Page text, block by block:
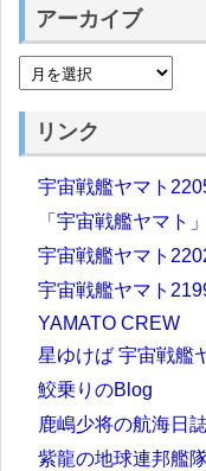
アーカイブ
リンク
宇宙戦艦ヤマト
「宇宙戦艦ヤマ
宇宙戦艦ヤマト
宇宙戦艦ヤマト
YAMATO CREW
星ゆけば 宇宙戦艦
鮫乗りのBlog
鹿嶋少将の航海日
紫龍の地球連邦艦